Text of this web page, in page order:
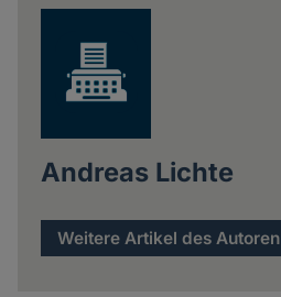
Andreas Lichte
Weitere Artikel des Autoren